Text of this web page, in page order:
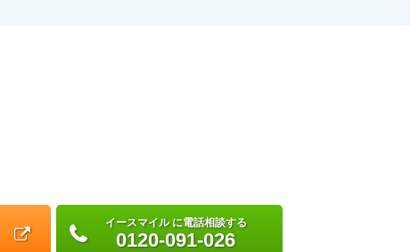
イースマイル に電話相談する
0120-091-026